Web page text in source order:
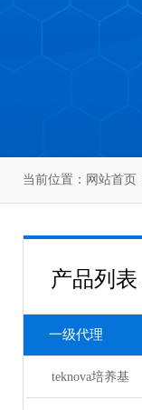
当前位置： 网站首页
产品列表
一级代理
teknova培养基